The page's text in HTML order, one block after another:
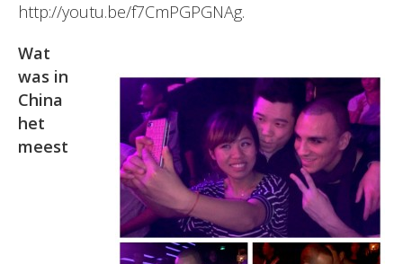
http://youtu.be/f7CmPGPGNAg.
Wat
was in
China
het
meest